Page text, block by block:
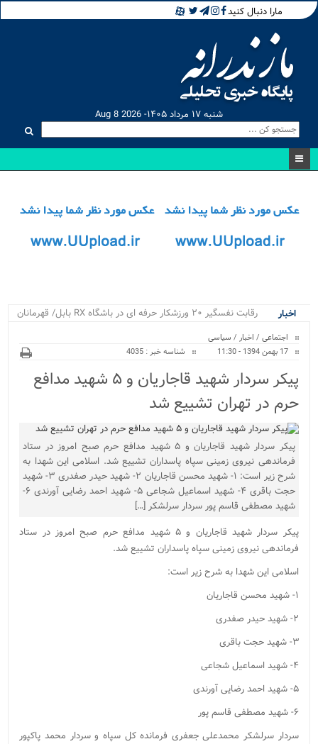
مارا دنبال کنید
شنبه ۱۷ مرداد ۱۴۰۵- Aug 8 2026
اخبار
رقابت نفسگیر ۲۰ ورزشکار حرفه ای در باشگاه RX بابل/ قهرمانان
اجتماعی / اخبار / سیاسی
17 بهمن 1394 - 11:30
شناسه خبر : 4035
پیکر سردار شهید قاجاریان و ۵ شهید مدافع
حرم در تهران تشییع شد
پیکر سردار شهید قاجاریان و ۵ شهید مدافع حرم صبح امروز در ستاد
فرماندهی نیروی زمینی سپاه پاسداران تشییع شد. اسلامی این شهدا به
شرح زیر است: ۱- شهید محسن قاجاریان ۲- شهید حیدر صفدری ۳- شهید
حجت باقری ۴- شهید اسماعیل شجاعی ۵- شهید احمد رضایی آورندی ۶-
شهید مصطفی قاسم پور سردار سرلشکر […]
پیکر سردار شهید قاجاریان و ۵ شهید مدافع حرم صبح امروز در ستاد
فرماندهی نیروی زمینی سپاه پاسداران تشییع شد.
اسلامی این شهدا به شرح زیر است:
۱- شهید محسن قاجاریان
۲- شهید حیدر صفدری
۳- شهید حجت باقری
۴- شهید اسماعیل شجاعی
۵- شهید احمد رضایی آورندی
۶- شهید مصطفی قاسم پور
سردار سرلشکر محمدعلی جعفری فرمانده کل سپاه و سردار محمد پاکپور